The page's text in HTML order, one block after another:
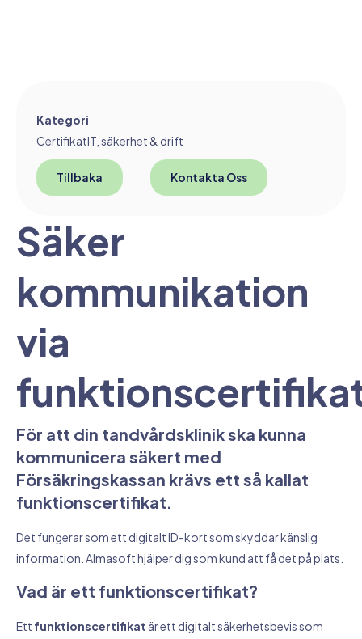
Kategori
CertifikatIT, säkerhet & drift
Tillbaka Kontakta Oss
Säker
kommunikation
via
För att din tandvårdsklinik ska kunna
kommunicera säkert med
Försäkringskassan krävs ett så kallat
funktionscertifikat.
Det fungerar som ett digitalt ID-kort som skyddar känslig
information. Almasoft hjälper dig som kund att få det på plats.
Vad är ett funktionscertifikat?
Ett funktionscertifikat är ett digitalt säkerhetsbevis som